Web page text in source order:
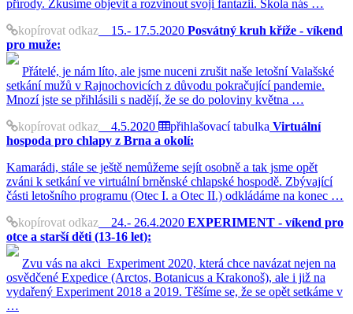
přírody. Zkusíme objevit a rozvinout svoji fantazii. Škola nás …
kopírovat odkaz 15.- 17.5.2020 Posvátný kruh kříže - víkend
pro muže:
Přátelé, je nám líto, ale jsme nuceni zrušit naše letošní Valašské
setkání mužů v Rajnochovicích z důvodu pokračující pandemie.
Mnozí jste se přihlásili s nadějí, že se do poloviny května …
kopírovat odkaz 4.5.2020 přihlašovací tabulka Virtuální
hospoda pro chlapy z Brna a okolí:
Kamarádi, stále se ještě nemůžeme sejít osobně a tak jsme opět
zváni k setkání ve virtuální brněnské chlapské hospodě. Zbývající
části letošního programu (Otec I. a Otec II.) odkládáme na konec …
kopírovat odkaz 24.- 26.4.2020 EXPERIMENT - víkend pro
otce a starší děti (13-16 let):
Zvu vás na akci Experiment 2020, která chce navázat nejen na
osvědčené Expedice (Arctos, Botanicus a Krakonoš), ale i již na
vydařený Experiment 2018 a 2019. Těšíme se, že se opět setkáme v
…